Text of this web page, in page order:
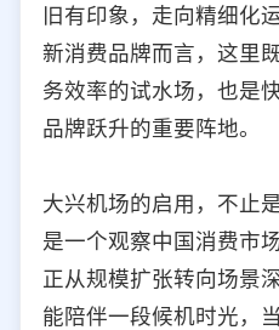
旧有印象，走向精细化
新消费品牌而言，这里
务效率的试水场，也是
品牌跃升的重要阵地。
大兴机场的启用，不止
是一个观察中国消费市
正从规模扩张转向场景
能陪伴一段候机时光，